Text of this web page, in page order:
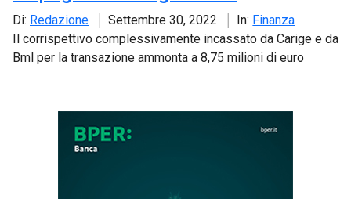
Di: Redazione Settembre 30, 2022 In: Finanza
Il corrispettivo complessivamente incassato da Carige e da
Bml per la transazione ammonta a 8,75 milioni di euro